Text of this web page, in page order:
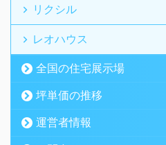
リクシル
レオハウス
全国の住宅展示場
坪単価の推移
運営者情報